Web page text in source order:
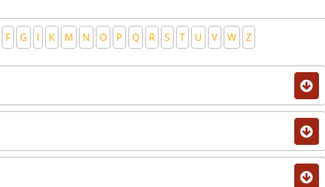
F G I K M N O P Q R S T U V W Z